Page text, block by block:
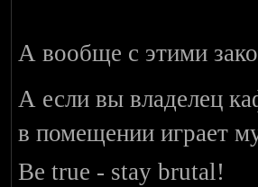
А вообще с этими
А если вы владелец
в помещении играет
Be true - stay brutal!